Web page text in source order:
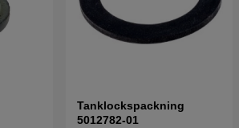
Tanklockspackning
5012782-01